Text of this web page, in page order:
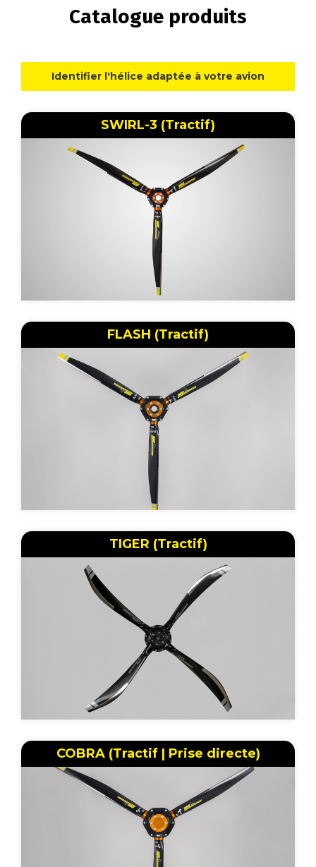
Catalogue produits
Identifier l'hélice adaptée à votre avion
SWIRL-3 (Tractif)
FLASH (Tractif)
TIGER (Tractif)
COBRA (Tractif | Prise directe)